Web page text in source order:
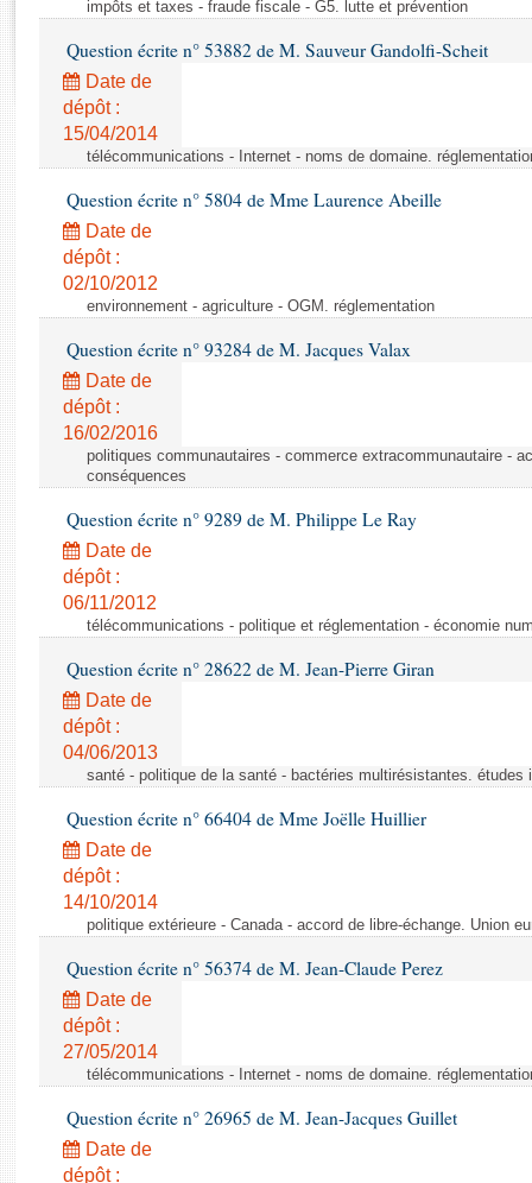
Rapports d'enquête
Rapports législatifs
Rapports sur l'application des lois
Baromètre de l’application des lois
Budget et sécurité sociale
Questions écrites et orales
Comptes rendus des débats
impôts et taxes - fraude fiscale - G5. lutte et prévention
Question écrite n° 53882 de M. Sauveur Gandolfi-Scheit
Date de
dépôt :
15/04/2014
télécommunications - Internet - noms de domaine.
Question écrite n° 5804 de Mme Laurence Abeille
Date de
dépôt :
02/10/2012
environnement - agriculture - OGM. réglementation
Question écrite n° 93284 de M. Jacques Valax
Date de
dépôt :
16/02/2016
politiques communautaires - commerce extracommunautaire -
conséquences
Question écrite n° 9289 de M. Philippe Le Ray
Date de
dépôt :
06/11/2012
télécommunications - politique et réglementation - économie
Question écrite n° 28622 de M. Jean-Pierre Giran
Date de
dépôt :
04/06/2013
santé - politique de la santé - bactéries multirésistantes. études
Question écrite n° 66404 de Mme Joëlle Huillier
Date de
dépôt :
14/10/2014
politique extérieure - Canada - accord de libre-échange. Union
Question écrite n° 56374 de M. Jean-Claude Perez
Date de
dépôt :
27/05/2014
télécommunications - Internet - noms de domaine.
Question écrite n° 26965 de M. Jean-Jacques Guillet
Date de
dépôt :